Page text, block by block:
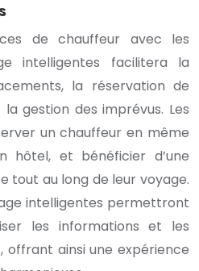
de chauffeur avec les
intelligentes facilitera la
la réservation de
gestion des imprévus. Les
un chauffeur en même
hôtel, et bénéficier d’une
tout au long de leur voyage.
intelligentes permettront
les informations et les
offrant ainsi une expérience